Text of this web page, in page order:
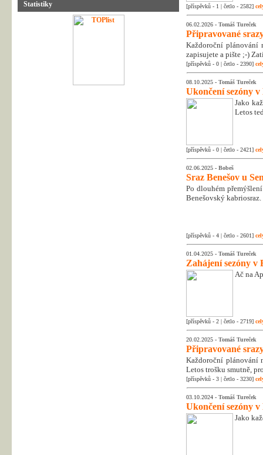
Statistiky
[příspěvků - 1 | četlo - 2582]
06.02.2026 - Tomáš Tureček
Připravované
Každoroční plánování
zapisujete a pište ;-)
[příspěvků - 0 | četlo - 2390]
08.10.2025 - Tomáš Tureček
Ukončení sezóny v
Jako
Letos
[příspěvků - 0 | četlo - 2421]
02.06.2025 - Bobeš
Sraz Benešov u
Po dlouhém
Benešovský kabriosraz.
[příspěvků - 4 | četlo - 2601]
01.04.2025 - Tomáš Tureček
Zahájení sezóny v
Ač na
[příspěvků - 2 | četlo - 2719]
20.02.2025 - Tomáš Tureček
Připravované
Každoroční plánování
Letos trošku smutně,
[příspěvků - 3 | četlo - 3230]
03.10.2024 - Tomáš Tureček
Ukončení sezóny v
Jako